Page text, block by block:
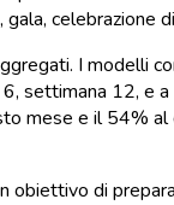
celebrazione
I modelli
settimana 12, e
mese e il 54%
obiettivo di